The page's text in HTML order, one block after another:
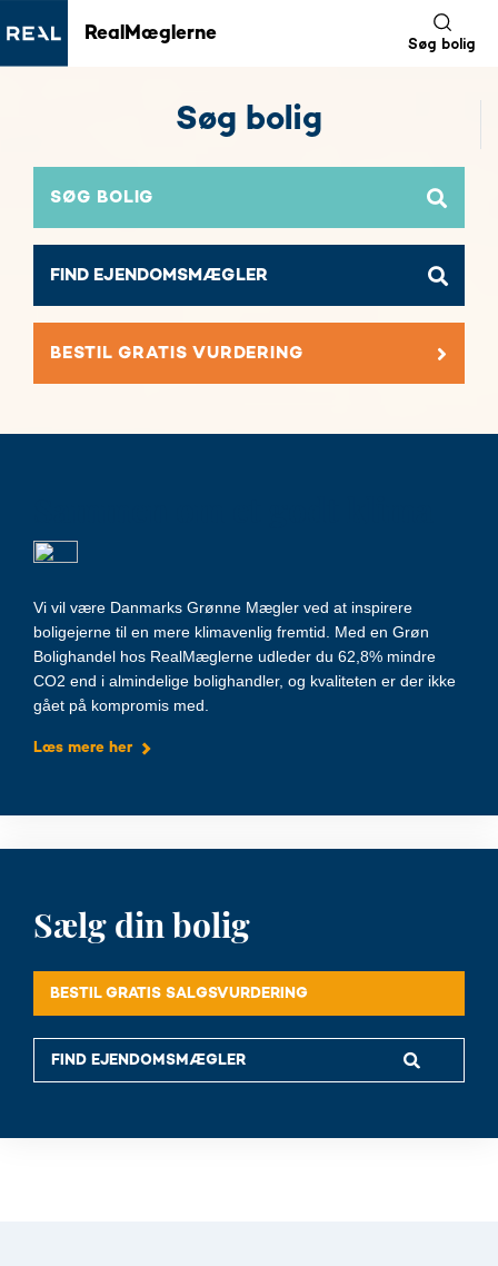
RealMæglerne
Søg bolig
Søg bolig
SØG BOLIG
BESTIL GRATIS VURDERING
Vi vil være Danmarks Grønne Mægler ved at inspirere
boligejerne til en mere klimavenlig fremtid. Med en Grøn
Bolighandel hos RealMæglerne udleder du 62,8% mindre
CO2 end i almindelige bolighandler, og kvaliteten er der ikke
gået på kompromis med.
Læs mere her
Sælg din bolig
BESTIL GRATIS SALGSVURDERING